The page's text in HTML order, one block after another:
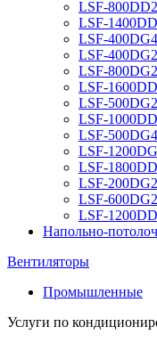
LSF-
LSF-
LSF-
LSF-
LSF-
LSF-
LSF-
LSF-
LSF-
LSF-
LSF-
LSF-
LSF-
LSF-
Напольно-
Вентиляторы
Промышленные
Услуги по